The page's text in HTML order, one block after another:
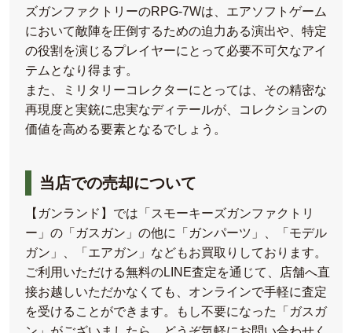
ズガンファクトリーのRPG-7Wは、エアソフトゲーム
において敵陣を圧倒するための迫力ある演出や、特定
の役割を演じるプレイヤーにとって必要不可欠なアイ
テムとなり得ます。
また、ミリタリーコレクターにとっては、その精密な
再現度と実銃に忠実なディテールが、コレクションの
価値を高める要素となるでしょう。
当店での売却について
【ガンランド】では「スモーキーズガンファクトリ
ー」の「ガスガン」の他に「ガンパーツ」、「モデル
ガン」、「エアガン」などもお買取りしております。
ご利用いただける無料のLINE査定を通じて、店舗へ直
接お越しいただかなくても、オンラインで手軽に査定
を受けることができます。もし不要になった「ガスガ